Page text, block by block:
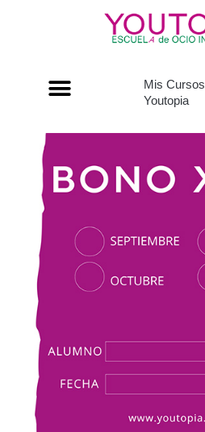
Mis Cursos
Youtopia